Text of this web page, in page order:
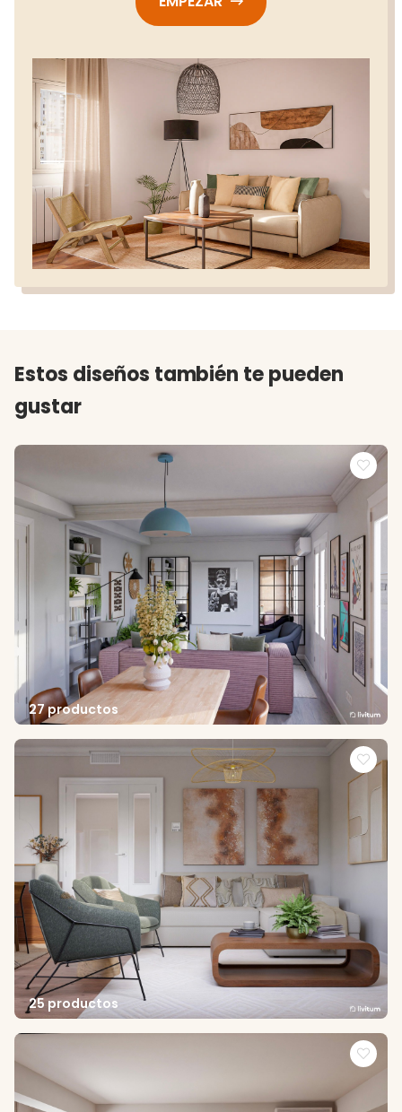
Estos diseños también te pueden
gustar
27 productos
25 productos